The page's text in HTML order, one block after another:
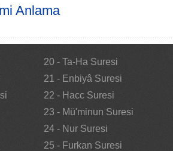
Anlama
20 - Ta-Ha Suresi
21 - Enbiyâ Suresi
22 - Hacc Suresi
23 - Mü'minun Suresi
24 - Nur Suresi
25 - Furkan Suresi